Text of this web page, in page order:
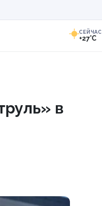
СЕЙЧАС
+27°C
в